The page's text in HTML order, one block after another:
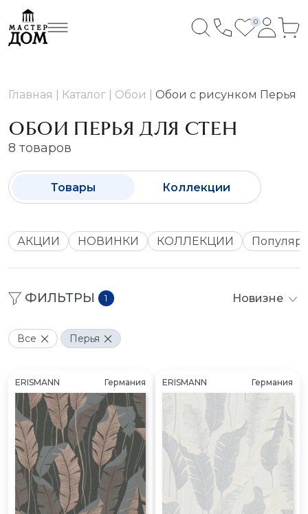
0
Главная Каталог Обои Обои с рисунком Перья
ОБОИ ПЕРЬЯ ДЛЯ СТЕН
8 товаров
Товары Коллекции
АКЦИИ НОВИНКИ КОЛЛЕКЦИИ
ФИЛЬТРЫ 1 Новизне
Все Перья
ERISMANN Германия ERISMANN Германия